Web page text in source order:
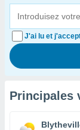
J'ai lu et
Principales